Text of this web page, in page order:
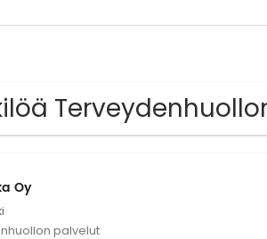
Oy
palvelut